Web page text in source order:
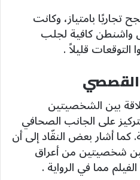
تجاريًا بامتياز، وكانت
واشنطن كافية لجلب
التوقعات قليلاً .
القصصي
بين الشخصيتين
على الجانب الصحافي
كما أشار بعض النقّاد إلى أن
شخصيتين من أعراق
مما في الرواية .